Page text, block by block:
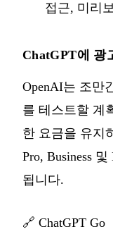
접근, 미리
ChatGPT에 광
OpenAI는 조만
를 테스트할 계
한 요금을 유지
Pro, Business
됩니다.
🔗 ChatGPT Go